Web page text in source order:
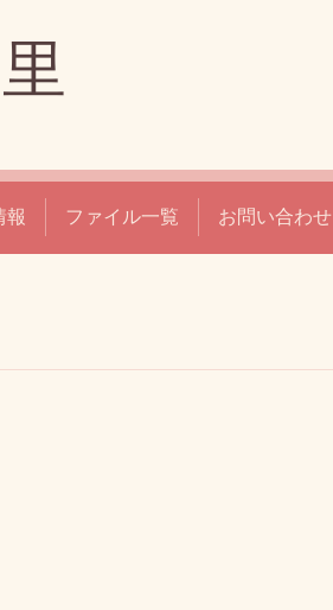
報 ファイル一覧 お問い合わせ